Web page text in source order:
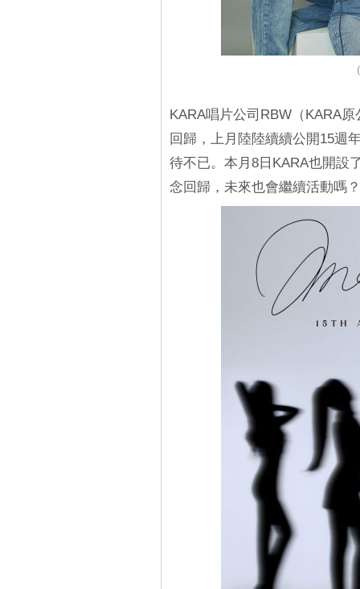
KARA唱片公司RBW（KARA
回歸，上月陸陸續續公開15週
待不已。本月8日KARA也開設
念回歸，未來也會繼續活動嗎？